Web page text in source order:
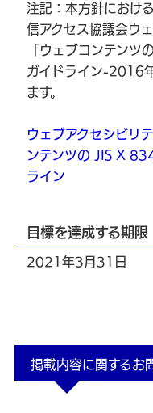
注記：本方針におけ
信アクセス協議会ウ
「ウェブコンテン
ガイドライン-2016
ます。
ウェブアクセシビリ
ンテンツの JIS X
ライン
目標を達成する期限
2021年3月31日
掲載内容に関するお